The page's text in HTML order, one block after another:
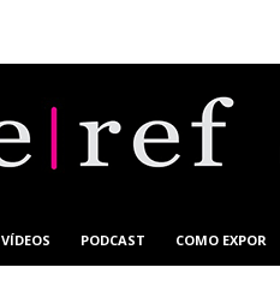
VÍDEOS PODCAST COMO EXPOR